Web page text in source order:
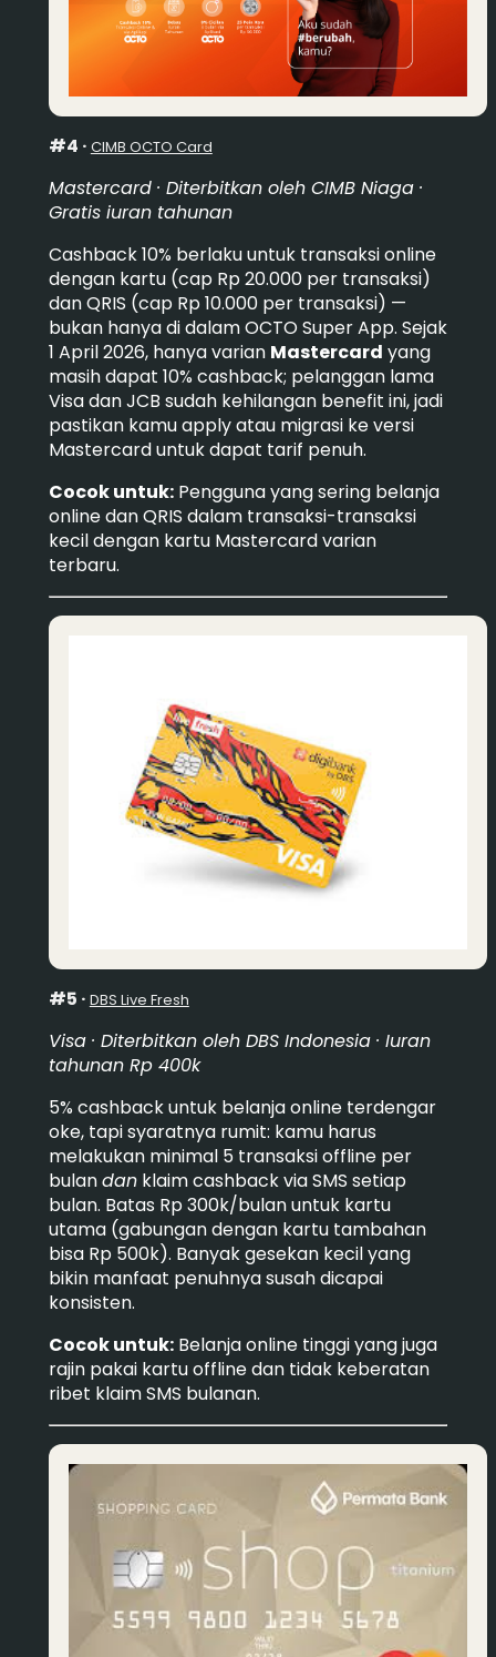
#4 · CIMB OCTO Card
Mastercard · Diterbitkan oleh CIMB Niaga ·
Gratis iuran tahunan
Cashback 10% berlaku untuk transaksi online
dengan kartu (cap Rp 20.000 per transaksi)
dan QRIS (cap Rp 10.000 per transaksi) —
bukan hanya di dalam OCTO Super App. Sejak
1 April 2026, hanya varian Mastercard yang
masih dapat 10% cashback; pelanggan lama
Visa dan JCB sudah kehilangan benefit ini, jadi
pastikan kamu apply atau migrasi ke versi
Mastercard untuk dapat tarif penuh.
Cocok untuk:Pengguna yang sering belanja
online dan QRIS dalam transaksi-transaksi
kecil dengan kartu Mastercard varian
terbaru.
#5 · DBS Live Fresh
Visa · Diterbitkan oleh DBS Indonesia · Iuran
tahunan Rp 400k
5% cashback untuk belanja online terdengar
oke, tapi syaratnya rumit: kamu harus
melakukan minimal 5 transaksi offline per
bulandanklaim cashback via SMS setiap
bulan. Batas Rp 300k/bulan untuk kartu
utama (gabungan dengan kartu tambahan
bisa Rp 500k). Banyak gesekan kecil yang
bikin manfaat penuhnya susah dicapai
konsisten.
Cocok untuk:Belanja online tinggi yang juga
rajin pakai kartu offline dan tidak keberatan
ribet klaim SMS bulanan.